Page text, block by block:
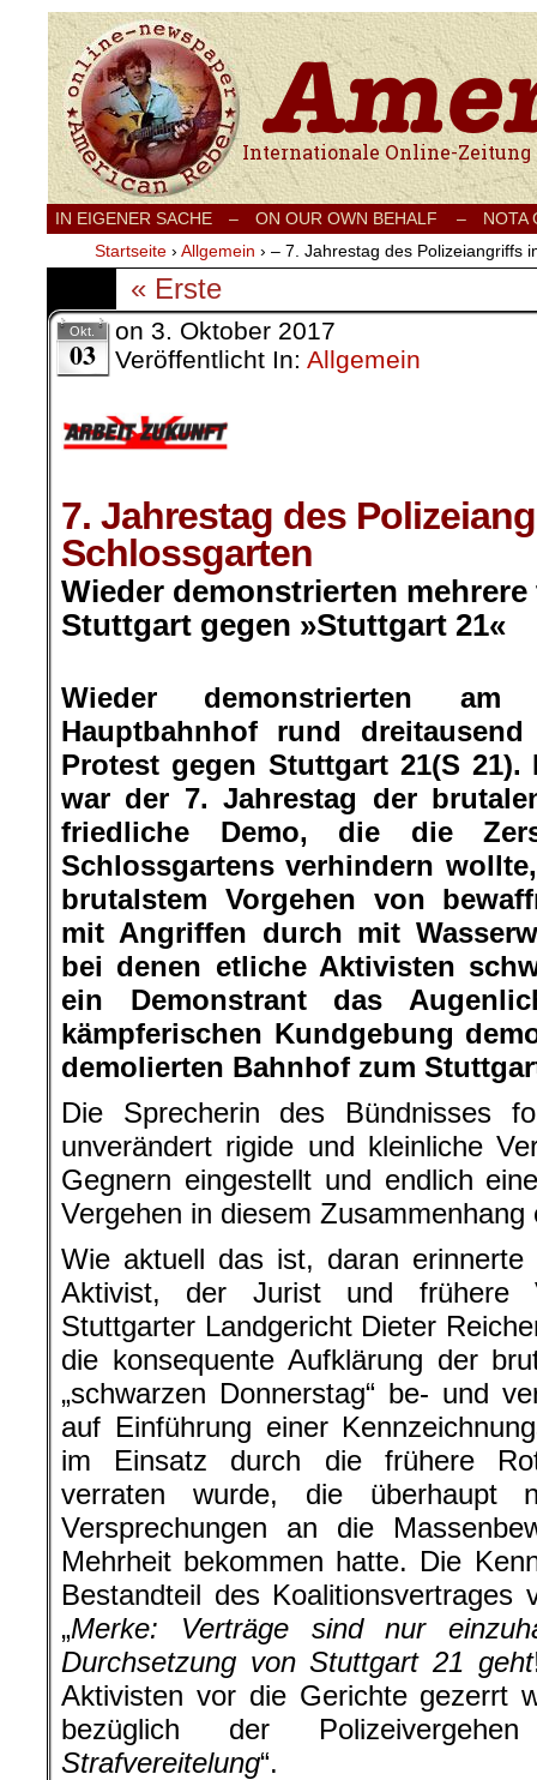
Internationale Onlinezeitung für Frieden,
IN EIGENER SACHE – ON OUR OWN BEHALF –
NOTA
Startseite › Allgemein › – 7. Jahrestag des Polizeiangriffs
« Erste
Okt.
03
on 3. Oktober 2017
Veröffentlicht In: Allgemein
7. Jahrestag des
Schlossgarten
Wieder demonstrierten
Stuttgart gegen »Stuttgart 21«
Wieder demonstrierten
Hauptbahnhof rund
Protest gegen Stuttgart 21(S 21).
war der 7. Jahrestag der
friedliche Demo, die die
Schlossgartens verhindern
brutalstem Vorgehen von
mit Angriffen durch mit
bei denen etliche Aktivisten
ein Demonstrant das
kämpferischen Kundgebung
demolierten Bahnhof zum
Die Sprecherin des Bündnisses
unverändert rigide und kleinliche
Gegnern eingestellt und endlich
Vergehen in diesem Zusammenhang
Wie aktuell das ist, daran erinnerte
Aktivist, der Jurist und frühere
Stuttgarter Landgericht Dieter
die konsequente Aufklärung der
„schwarzen Donnerstag“ be- und
auf Einführung einer
im Einsatz durch die frühere
verraten wurde, die überhaupt
Versprechungen an die
Mehrheit bekommen hatte. Die
Bestandteil des Koalitionsvertrages
„Merke: Verträge sind nur
Durchsetzung von Stuttgart 21 geht
Aktivisten vor die Gerichte gezerrt
bezüglich der
Strafvereitelung“.